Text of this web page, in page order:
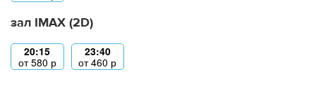
зал IMAX (2D)
20:15
от580 р
23:40
от460 р